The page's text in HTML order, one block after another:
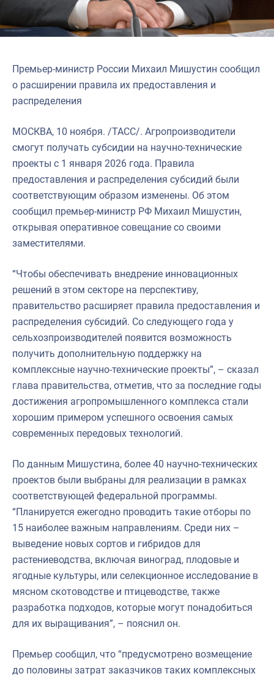
Премьер-министр России Михаил Мишустин сообщил
о расширении правила их предоставления и
распределения
МОСКВА, 10 ноября. /ТАСС/. Агропроизводители
смогут получать субсидии на научно-технические
проекты с 1 января 2026 года. Правила
предоставления и распределения субсидий были
соответствующим образом изменены. Об этом
сообщил премьер-министр РФ Михаил Мишустин,
открывая оперативное совещание со своими
заместителями.
“Чтобы обеспечивать внедрение инновационных
решений в этом секторе на перспективу,
правительство расширяет правила предоставления и
распределения субсидий. Со следующего года у
сельхозпроизводителей появится возможность
получить дополнительную поддержку на
комплексные научно-технические проекты”, – сказал
глава правительства, отметив, что за последние годы
достижения агропромышленного комплекса стали
хорошим примером успешного освоения самых
современных передовых технологий.
По данным Мишустина, более 40 научно-технических
проектов были выбраны для реализации в рамках
соответствующей федеральной программы.
“Планируется ежегодно проводить такие отборы по
15 наиболее важным направлениям. Среди них –
выведение новых сортов и гибридов для
растениеводства, включая виноград, плодовые и
ягодные культуры, или селекционное исследование в
мясном скотоводстве и птицеводстве, также
разработка подходов, которые могут понадобиться
для их выращивания”, – пояснил он.
Премьер сообщил, что “предусмотрено возмещение
до половины затрат заказчиков таких комплексных